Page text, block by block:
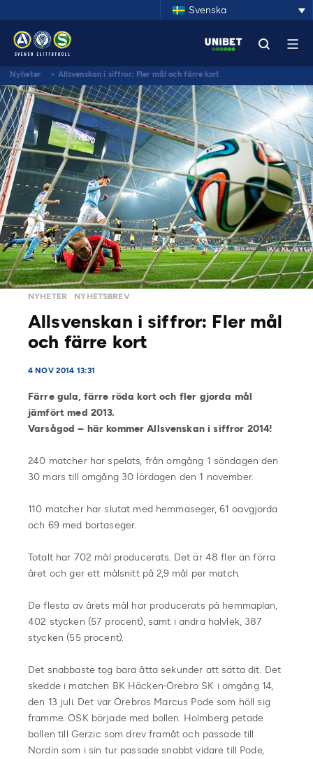
Svenska
Nyheter > Allsvenskan i siffror: Fler mål och färre kort
NYHETER NYHETSBREV
Allsvenskan i siffror: Fler mål
och färre kort
4 NOV 2014 13:31
Färre gula, färre röda kort och fler gjorda mål
jämfört med 2013.
Varsågod – här kommer Allsvenskan i siffror 2014!
240 matcher har spelats, från omgång 1 söndagen den
30 mars till omgång 30 lördagen den 1 november.
110 matcher har slutat med hemmaseger, 61 oavgjorda
och 69 med bortaseger.
Totalt har 702 mål producerats. Det är 48 fler än förra
året och ger ett målsnitt på 2,9 mål per match.
De flesta av årets mål har producerats på hemmaplan,
402 stycken (57 procent), samt i andra halvlek, 387
stycken (55 procent).
Det snabbaste tog bara åtta sekunder att sätta dit. Det
skedde i matchen BK Häcken-Örebro SK i omgång 14,
den 13 juli. Det var Örebros Marcus Pode som höll sig
framme. ÖSK började med bollen. Holmberg petade
bollen till Gerzic som drev framåt och passade till
Nordin som i sin tur passade snabbt vidare till Pode,